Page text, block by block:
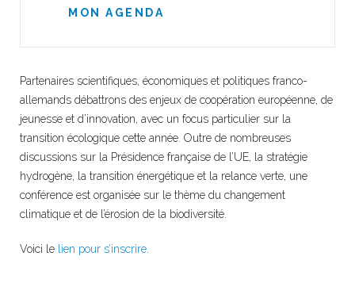
MON AGENDA
Partenaires scientifiques, économiques et politiques franco-
allemands débattrons des enjeux de coopération européenne, de
jeunesse et d’innovation, avec un focus particulier sur la
transition écologique cette année. Outre de nombreuses
discussions sur la Présidence française de l’UE, la stratégie
hydrogène, la transition énergétique et la relance verte, une
conférence est organisée sur le thème du changement
climatique et de l’érosion de la biodiversité.
Voici le lien pour s’inscrire